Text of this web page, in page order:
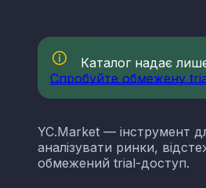
Каталог надає
Спробуйте обмежену
YC.Market — інструмент
аналізувати ринки,
обмежений trial-доступ.